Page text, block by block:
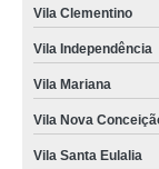
Vila Clementino
Vila Independência
Vila Mariana
Vila Nova
Vila Santa Eulalia